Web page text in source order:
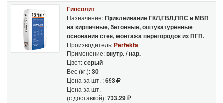
Гипсолит
Назначение:Приклеивание ГКЛ,ГВЛ,ППС и МВП
на кирпичные, бетонные, оштукатуренные
основания стен, монтажа перегородок из ПГП.
Производитель: Perfekta
Применение:внутр. / нар.
Цвет:серый
Вес (кг.):30
Цена за шт. :693
Цена за шт.
(с доставкой):703.29